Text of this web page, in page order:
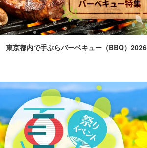
東京都内で手ぶらバーベキュー（BBQ）2026